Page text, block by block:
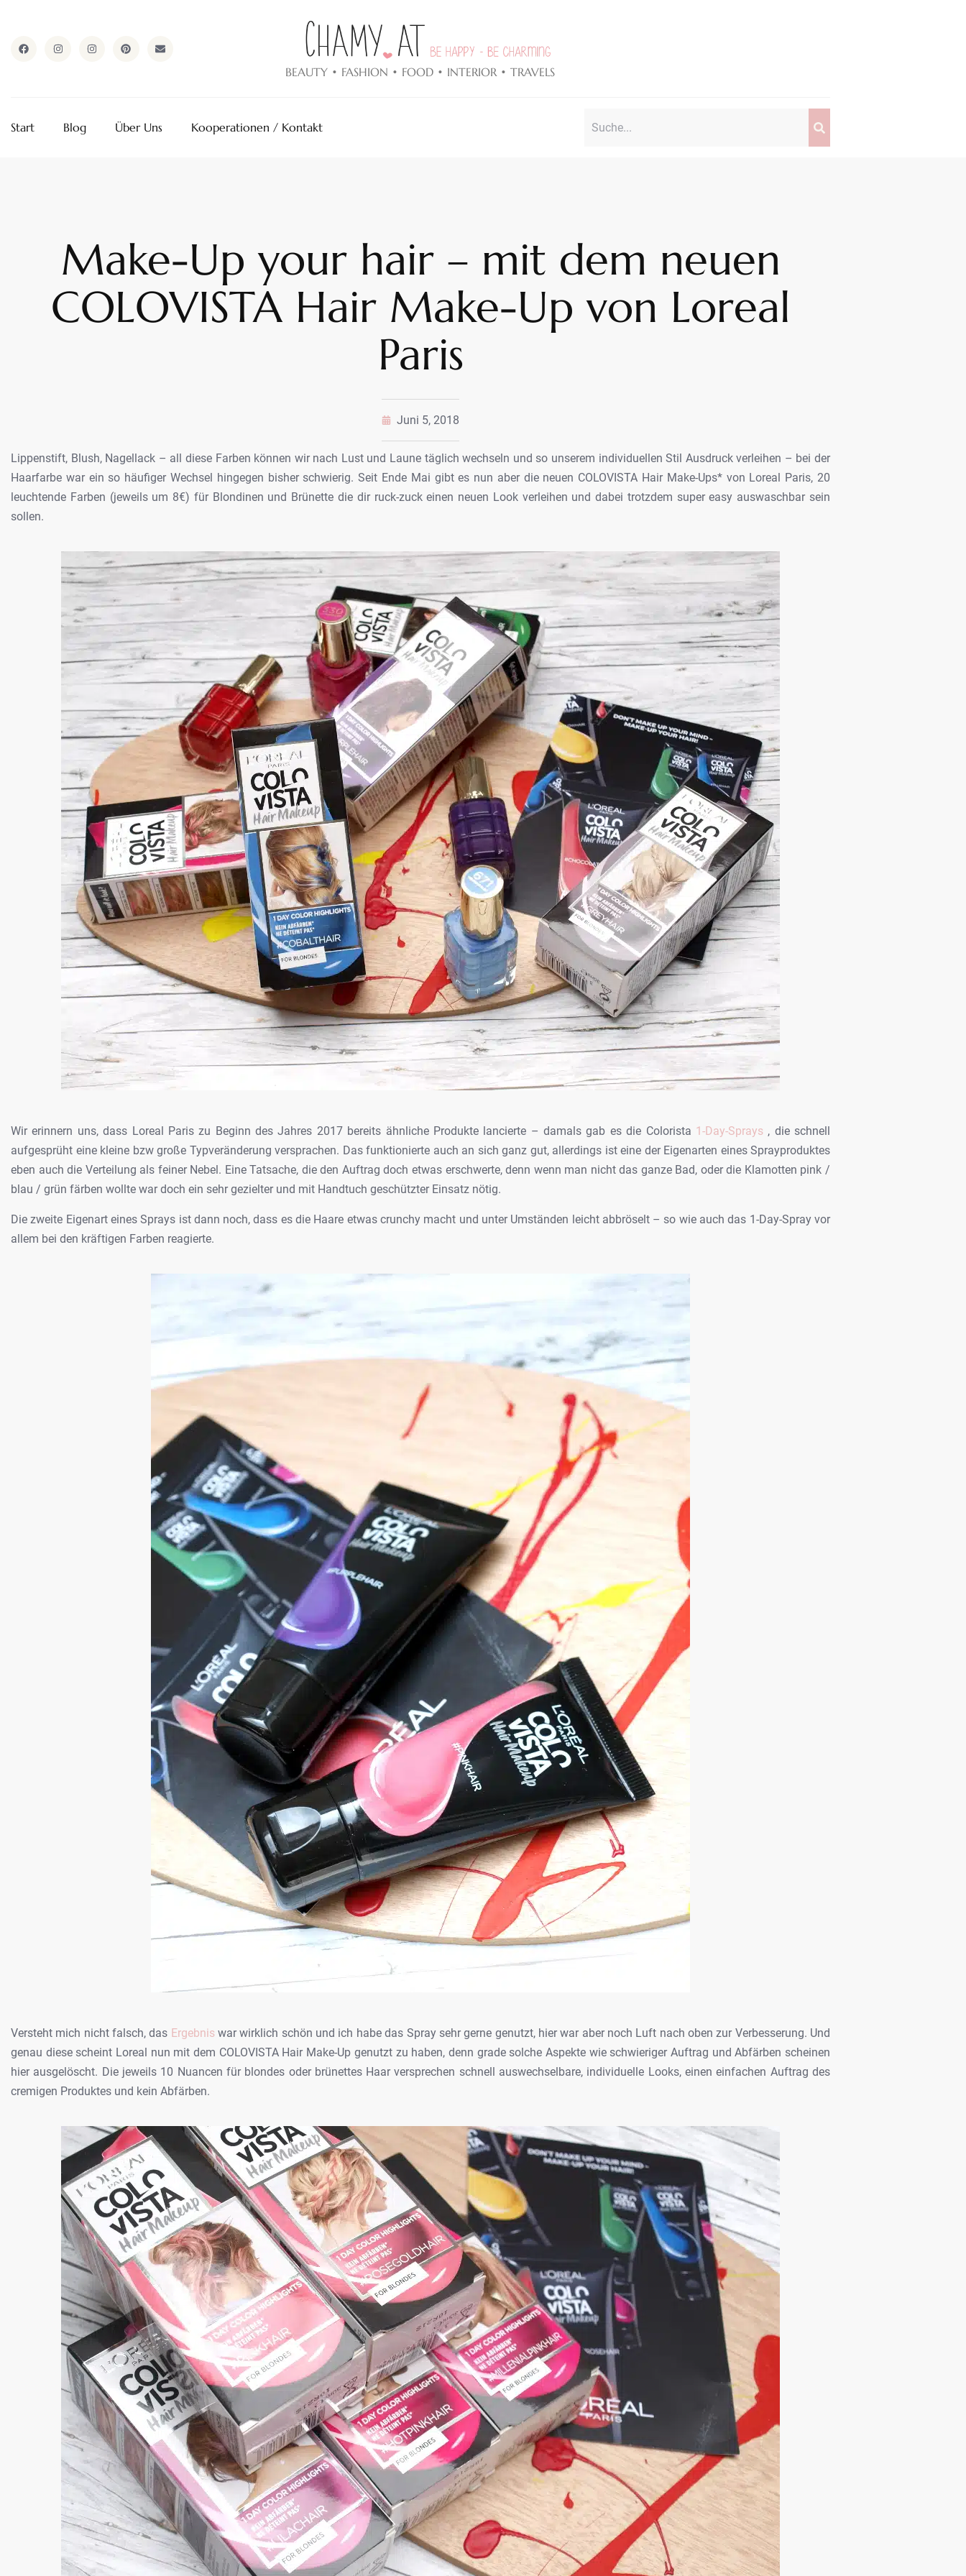
BEAUTY • FASHION • FOOD • INTERIOR • TRAVELS
Start Blog Über Uns Kooperationen / Kontakt
Make-Up your hair – mit dem neuen
COLOVISTA Hair Make-Up von Loreal
Paris
Juni 5, 2018
Lippenstift, Blush, Nagellack – all diese Farben können wir nach Lust und Laune täglich wechseln und so unserem individuellen Stil Ausdruck verleihen – bei der
Haarfarbe warein so häufiger Wechsel hingegen bisher schwierig. Seit Ende Mai gibt es nun aber die neuen COLOVISTA Hair Make-Ups* von Loreal Paris, 20
leuchtende Farben (jeweils um 8€) für Blondinen und Brünette die dir ruck-zuck einen neuen Look verleihen und dabei trotzdem supereasy auswaschbar sein
sollen.
Wir erinnern uns, dass Loreal Paris zu Beginn des Jahres 2017 bereits ähnliche Produkte lancierte – damals gab es die Colorista 1-Day-Sprays, die schnell
aufgesprüht eine kleine bzw große Typveränderung versprachen. Das funktionierte auch an sich ganz gut, allerdings isteine der Eigenarten eines Sprayproduktes
eben auch die Verteilung als feiner Nebel. Eine Tatsache, die den Auftrag doch etwas erschwerte,denn wenn man nicht das ganze Bad, oder die Klamotten pink /
blau / grün färben wollte war doch ein sehr gezielter und mit Handtuch geschützter Einsatz nötig.
Die zweite Eigenart eines Sprays ist dann noch, dass es die Haare etwascrunchy macht und unter Umständen leicht abbröselt – so wie auch das 1-Day-Spray vor
allem bei den kräftigen Farben reagierte.
Versteht mich nicht falsch, das Ergebniswar wirklich schön und ich habe das Spray sehr gerne genutzt, hierwar aber noch Luft nach oben zur Verbesserung. Und
genau diesescheint Loreal nun mit dem COLOVISTA Hair Make-Up genutzt zu haben, denn grade solche Aspekte wie schwieriger Auftrag und Abfärben scheinen
hier ausgelöscht. Die jeweils 10 Nuancen für blondes oderbrünettes Haar versprechen schnell auswechselbare, individuelle Looks, einen einfachen Auftrag des
cremigen Produktes und kein Abfärben.